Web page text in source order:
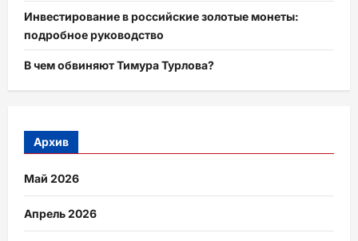
Инвестирование в российские золотые монеты:
подробное руководство
В чем обвиняют Тимура Турлова?
Архив
Май 2026
Апрель 2026